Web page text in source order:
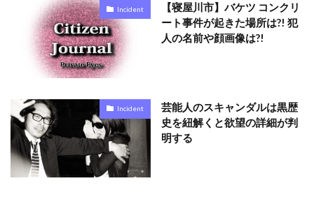
Incident
【寝屋川市】バケツ コンクリ
ート事件が起きた場所は?! 犯
人の名前や顔画像は?!
Incident
芸能人のスキャンダルは黒歴
史を紐解くと欲望の詳細が判
明する